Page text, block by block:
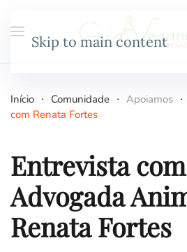
Skip to main content
Início Comunidade Apoiamos
com Renata Fortes
Entrevista
Advogada
Renata Fortes